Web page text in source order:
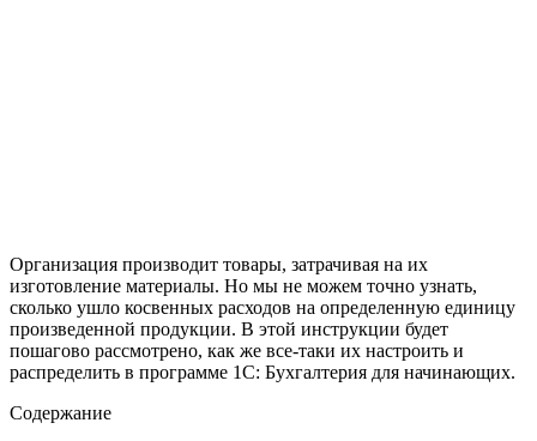
Организация производит товары, затрачивая на их
изготовление материалы. Но мы не можем точно узнать,
сколько ушло косвенных расходов на определенную единицу
произведенной продукции. В этой инструкции будет
пошагово рассмотрено, как же все-таки их настроить и
распределить в программе 1С: Бухгалтерия для начинающих.
Содержание